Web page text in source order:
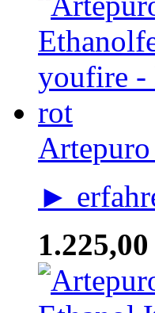
►
1.225,00